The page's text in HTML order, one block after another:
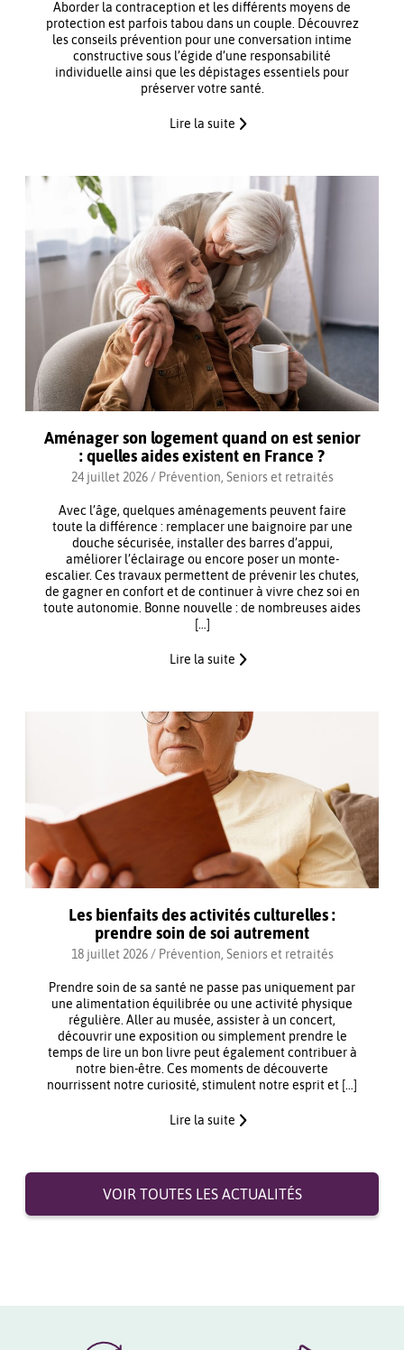
Aborder la contraception et les différents moyens de
protection est parfois tabou dans un couple. Découvrez
les conseils prévention pour une conversation intime
constructive sous l’égide d’une responsabilité
individuelle ainsi que les dépistages essentiels pour
préserver votre santé.
Lire la suite
Aménager son logement quand on est senior
: quelles aides existent en France ?
24 juillet 2026 / Prévention, Seniors et retraités
Avec l’âge, quelques aménagements peuvent faire
toute la différence : remplacer une baignoire par une
douche sécurisée, installer des barres d’appui,
améliorer l’éclairage ou encore poser un monte-
escalier. Ces travaux permettent de prévenir les chutes,
de gagner en confort et de continuer à vivre chez soi en
toute autonomie. Bonne nouvelle : de nombreuses aides
[…]
Lire la suite
Les bienfaits des activités culturelles :
prendre soin de soi autrement
18 juillet 2026 / Prévention, Seniors et retraités
Prendre soin de sa santé ne passe pas uniquement par
une alimentation équilibrée ou une activité physique
régulière. Aller au musée, assister à un concert,
découvrir une exposition ou simplement prendre le
temps de lire un bon livre peut également contribuer à
notre bien-être. Ces moments de découverte
nourrissent notre curiosité, stimulent notre esprit et […]
Lire la suite
VOIR TOUTES LES ACTUALITÉS